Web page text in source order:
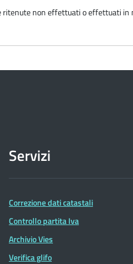
non effettuati o effettuati
Servizi
Correzione dati catastali
Controllo partita Iva
Archivio Vies
Verifica glifo